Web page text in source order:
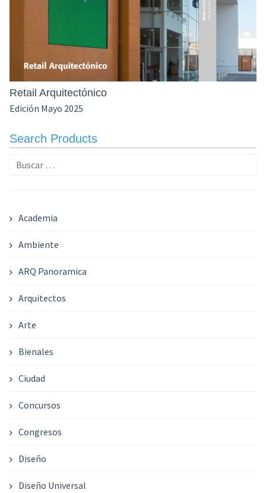
Retail Arquitectónico
Edición Mayo 2025
Search Products
Buscar:
Academia
Ambiente
ARQ Panoramica
Arquitectos
Arte
Bienales
Ciudad
Concursos
Congresos
Diseño
Diseño Universal